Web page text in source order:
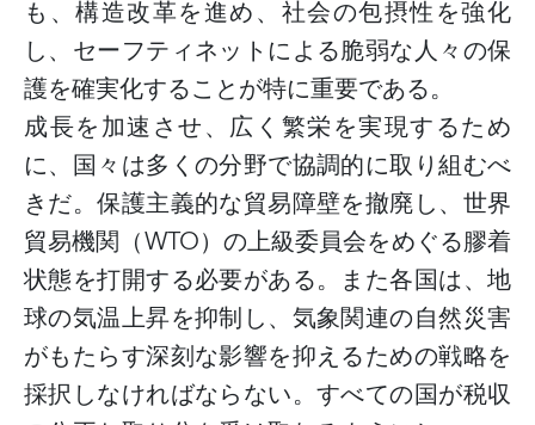
も、構造改革を進め、社会の包摂性を強化
し、セーフティネットによる脆弱な人々の保
護を確実化することが特に重要である。
成長を加速させ、広く繁栄を実現するため
に、国々は多くの分野で協調的に取り組むべ
きだ。保護主義的な貿易障壁を撤廃し、世界
貿易機関（WTO）の上級委員会をめぐる膠着
状態を打開する必要がある。また各国は、地
球の気温上昇を抑制し、気象関連の自然災害
がもたらす深刻な影響を抑えるための戦略を
採択しなければならない。すべての国が税収